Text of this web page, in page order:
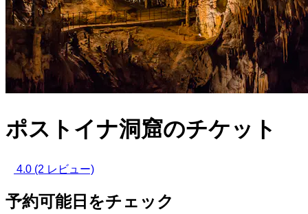
ポストイナ洞窟のチケット
4.0 (2 レビュー)
予約可能日をチェック